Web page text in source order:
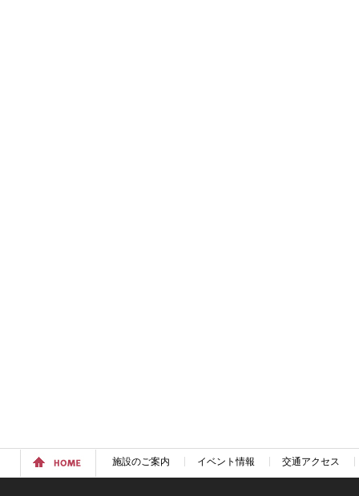
施設のご案内 イベント情報 交通アクセス